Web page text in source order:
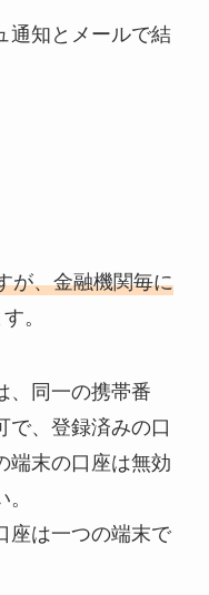
通知とメールで結
が、金融機関毎に
。
、同一の携帯番
で、登録済みの口
端末の口座は無効
座は一つの端末で